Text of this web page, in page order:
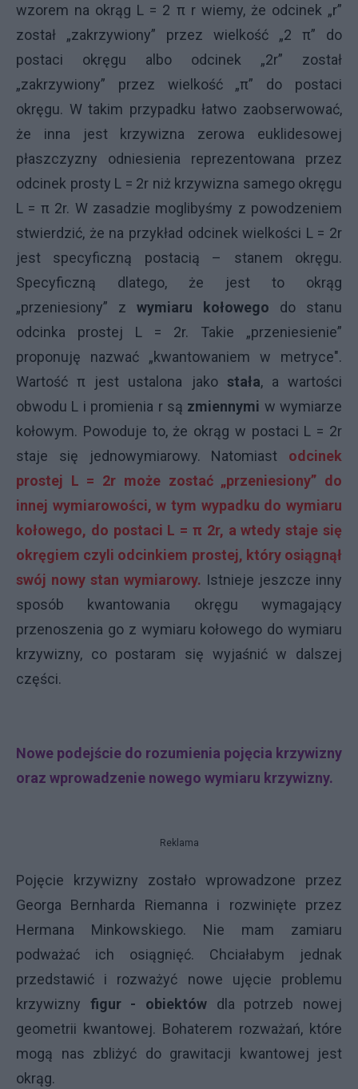
wzorem na okrąg L = 2 π r wiemy, że odcinek „r”
został „zakrzywiony” przez wielkość „2 π” do
postaci okręgu albo odcinek „2r” został
„zakrzywiony” przez wielkość „π” do postaci
okręgu. W takim przypadku łatwo zaobserwować,
że inna jest krzywizna zerowa euklidesowej
płaszczyzny odniesienia reprezentowana przez
odcinek prosty L = 2r niż krzywizna samego okręgu
L = π 2r. W zasadzie moglibyśmy z powodzeniem
stwierdzić, że na przykład odcinek wielkości L = 2r
jest specyficzną postacią – stanem okręgu.
Specyficzną dlatego, że jest to okrąg
„przeniesiony” z wymiaru kołowego do stanu
odcinka prostej L = 2r. Takie „przeniesienie”
proponuję nazwać „kwantowaniem w metryce".
Wartość π jest ustalona jako stała, a wartości
obwodu L i promienia r są zmiennymi w wymiarze
kołowym. Powoduje to, że okrąg w postaci L = 2r
staje się jednowymiarowy. Natomiast odcinek
prostej L = 2r może zostać „przeniesiony” do
innej wymiarowości, w tym wypadku do wymiaru
kołowego, do postaci L = π 2r, a wtedy staje się
okręgiem czyli odcinkiem prostej, który osiągnął
swój nowy stan wymiarowy. Istnieje jeszcze inny
sposób kwantowania okręgu wymagający
przenoszenia go z wymiaru kołowego do wymiaru
krzywizny, co postaram się wyjaśnić w dalszej
części.
Nowe podejście do rozumienia pojęcia krzywizny
oraz wprowadzenie nowego wymiaru krzywizny.
Reklama
Pojęcie krzywizny zostało wprowadzone przez
Georga Bernharda Riemanna i rozwinięte przez
Hermana Minkowskiego. Nie mam zamiaru
podważać ich osiągnięć. Chciałabym jednak
przedstawić i rozważyć nowe ujęcie problemu
krzywizny figur - obiektów dla potrzeb nowej
geometrii kwantowej. Bohaterem rozważań, które
mogą nas zbliżyć do grawitacji kwantowej jest
okrąg.